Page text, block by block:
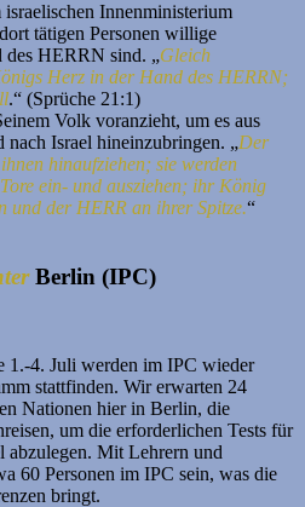
Innenministerium
tätigen Personen willige
des HERRN sind. „Gleich
Herz in der Hand des HERRN;
.“ (Sprüche 21:1)
Volk voranzieht, um es aus
nach Israel hineinzubringen. „Der
hinaufziehen; sie werden
ein- und ausziehen; ihr König
und der HERR an ihrer Spitze.“
Berlin (IPC)
1.-4. Juli werden im IPC wieder
stattfinden. Wir erwarten 24
Nationen hier in Berlin, die
um die erforderlichen Tests für
abzulegen. Mit Lehrern und
60 Personen im IPC sein, was die
bringt.